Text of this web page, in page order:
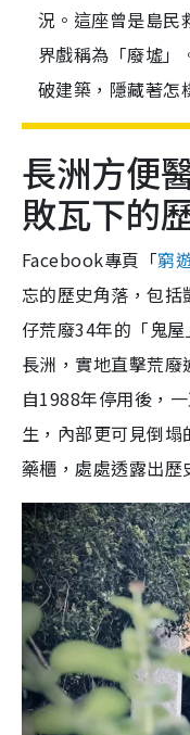
況。這座曾是島民
界戲稱為「廢墟」
破建築，隱藏著怎
長洲方便
敗瓦下的
Facebook專頁「窮
忘的歷史角落，包
仔荒廢34年的「鬼
長洲，實地直擊荒
自1988年停用後，
生，內部更可見倒
藥櫃，處處透露出歷